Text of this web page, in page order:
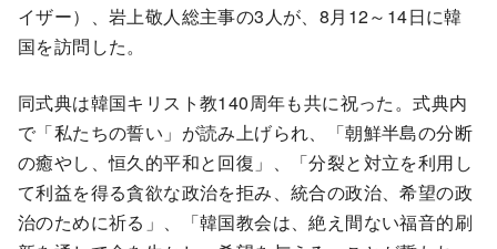
イザー）、岩上敬人総主事の3人が、8月12～14日に韓
国を訪問した。
同式典は韓国キリスト教140周年も共に祝った。式典内
で「私たちの誓い」が読み上げられ、「朝鮮半島の分断
の癒やし、恒久的平和と回復」、「分裂と対立を利用し
て利益を得る貪欲な政治を拒み、統合の政治、希望の政
治のために祈る」、「韓国教会は、絶え間ない福音的刷